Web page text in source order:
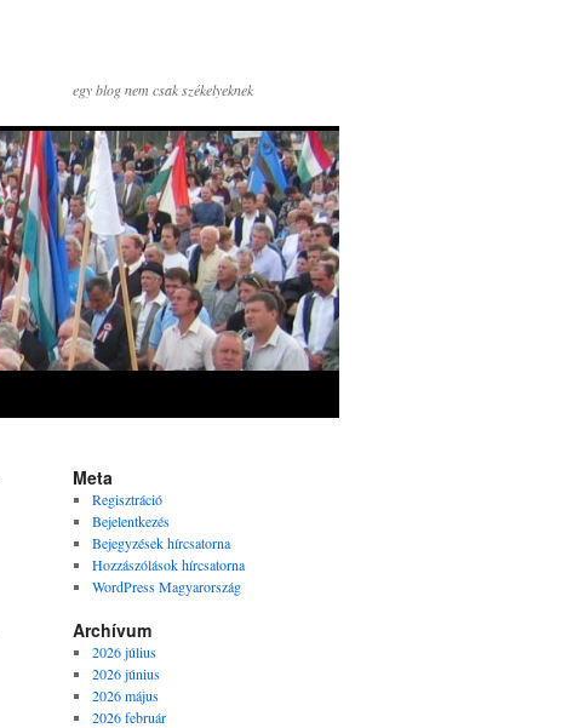
egy blog nem csak székelyeknek
Meta
Regisztráció
Bejelentkezés
Bejegyzések hírcsatorna
Hozzászólások hírcsatorna
WordPress Magyarország
Archívum
2026 július
2026 június
2026 május
2026 február